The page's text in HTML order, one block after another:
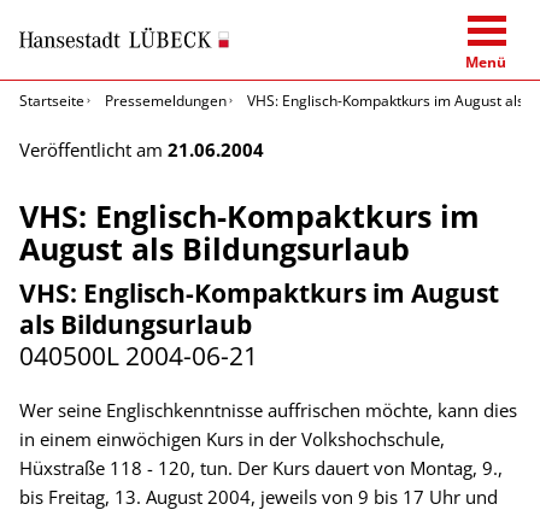
Menü
Startseite
Pressemeldungen VHS: Englisch-Kompaktkurs im August als
Veröffentlicht am 21.06.2004
VHS: Englisch-Kompaktkurs im
August als Bildungsurlaub
VHS: Englisch-Kompaktkurs im August
als Bildungsurlaub
040500L 2004-06-21
Wer seine Englischkenntnisse auffrischen möchte, kann dies
in einem einwöchigen Kurs in der Volkshochschule,
Hüxstraße 118 - 120, tun. Der Kurs dauert von Montag, 9.,
bis Freitag, 13. August 2004, jeweils von 9 bis 17 Uhr und